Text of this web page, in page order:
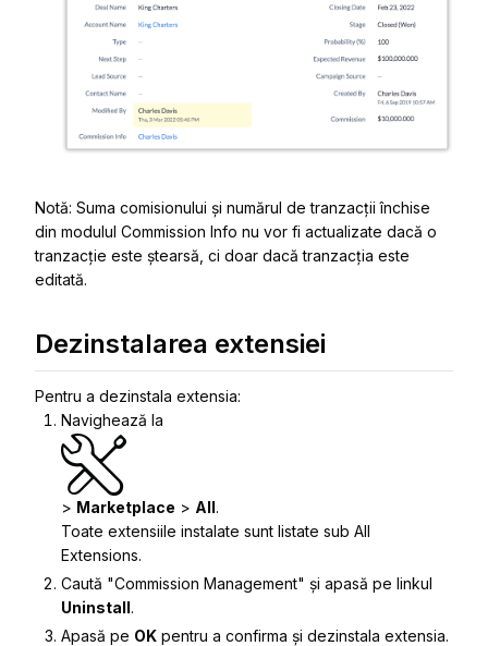
Notă: Suma comisionului și numărul de tranzacții închise
din modulul Commission Info nu vor fi actualizate dacă o
tranzacție este ștearsă, ci doar dacă tranzacția este
editată.
Dezinstalarea extensiei
Pentru a dezinstala extensia:
Navighează la
> Marketplace > All.
Toate extensiile instalate sunt listate sub All
Extensions.
Caută "Commission Management" și apasă pe linkul
Uninstall.
Apasă pe OK pentru a confirma și dezinstala extensia.